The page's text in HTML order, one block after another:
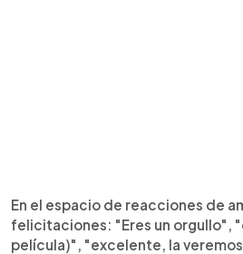
En el espacio de reacciones de
felicitaciones: "Eres un orgullo",
película)", "excelente, la